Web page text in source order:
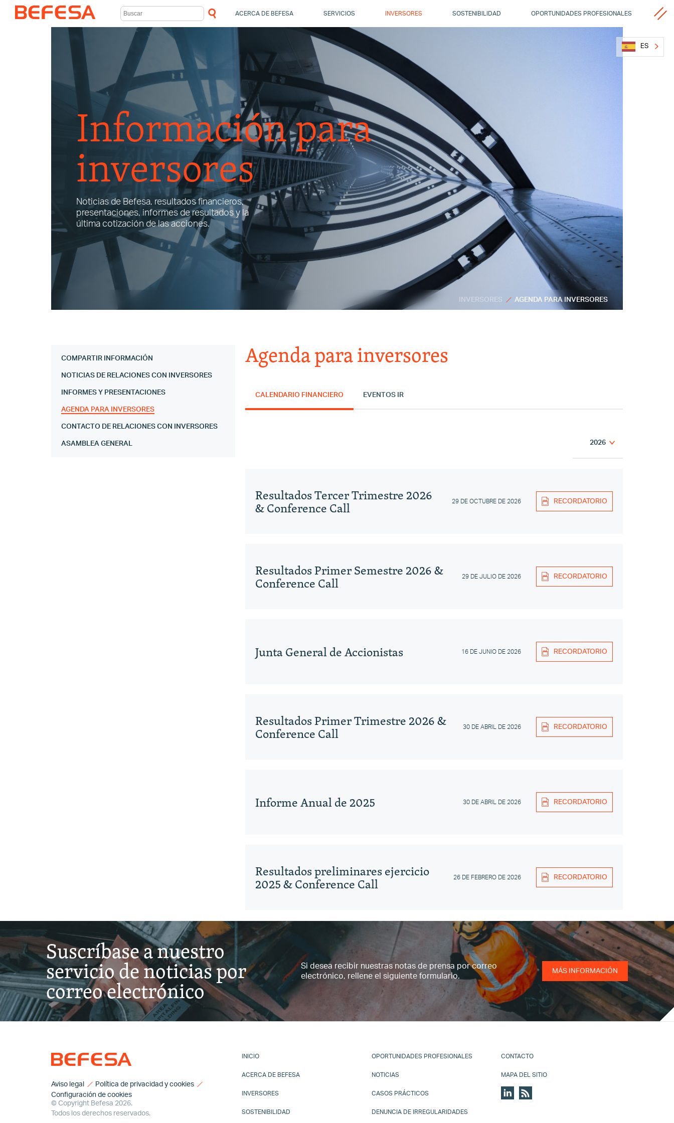
ACERCA DE BEFESA SERVICIOS INVERSORES SOSTENIBILIDAD OPORTUNIDADES PROFESIONALES
ES
Información para
inversores
Noticias de Befesa, resultados financieros,
presentaciones, informes de resultados y la
última cotización de las acciones.
INVERSORES AGENDA PARA INVERSORES
COMPARTIR INFORMACIÓN
NOTICIAS DE RELACIONES CON INVERSORES
INFORMES Y PRESENTACIONES
AGENDA PARA INVERSORES
CONTACTO DE RELACIONES CON INVERSORES
ASAMBLEA GENERAL
Agenda para inversores
CALENDARIO FINANCIERO EVENTOS IR
2026
Resultados Tercer Trimestre 2026
& Conference Call 29 DE OCTUBRE DE 2026 RECORDATORIO
Resultados Primer Semestre 2026 &
Conference Call 29 DE JULIO DE 2026 RECORDATORIO
Junta General de Accionistas 16 DE JUNIO DE 2026 RECORDATORIO
Resultados Primer Trimestre 2026 &
Conference Call 30 DE ABRIL DE 2026 RECORDATORIO
Informe Anual de 2025 30 DE ABRIL DE 2026 RECORDATORIO
Resultados preliminares ejercicio
2025 & Conference Call 26 DE FEBRERO DE 2026 RECORDATORIO
Suscríbase a nuestro
servicio de noticias por
correo electrónico
Si desea recibir nuestras notas de prensa por correo
electrónico, rellene el siguiente formulario.
MÁS INFORMACIÓN
Aviso legal
Política de privacidad y cookies
Configuración de cookies
INICIO
ACERCA DE BEFESA
INVERSORES
SOSTENIBILIDAD
OPORTUNIDADES PROFESIONALES
NOTICIAS
CASOS PRÁCTICOS
DENUNCIA DE IRREGULARIDADES
CONTACTO
MAPA DEL SITIO
© Copyright Befesa 2026.
Todos los derechos reservados.